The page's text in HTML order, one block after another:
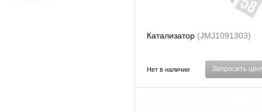
Катализатор (JMJ1091303)
Нет в наличии Запросить